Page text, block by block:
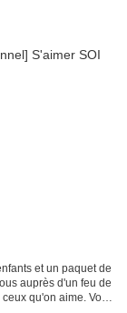
et un paquet de
auprès d'un feu de
qu'on aime. Voici